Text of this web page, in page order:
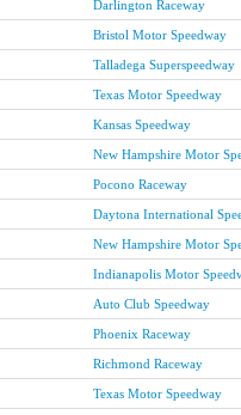
Darlington Raceway
Bristol Motor Speedway
Talladega Superspeedway
Texas Motor Speedway
Kansas Speedway
New Hampshire Motor
Pocono Raceway
Daytona International
New Hampshire Motor
Indianapolis Motor
Auto Club Speedway
Phoenix Raceway
Richmond Raceway
Texas Motor Speedway